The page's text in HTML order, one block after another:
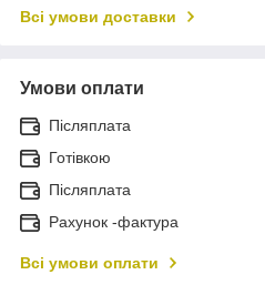
Всі умови доставки
Умови оплати
Післяплата
Готівкою
Післяплата
Рахунок -фактура
Всі умови оплати